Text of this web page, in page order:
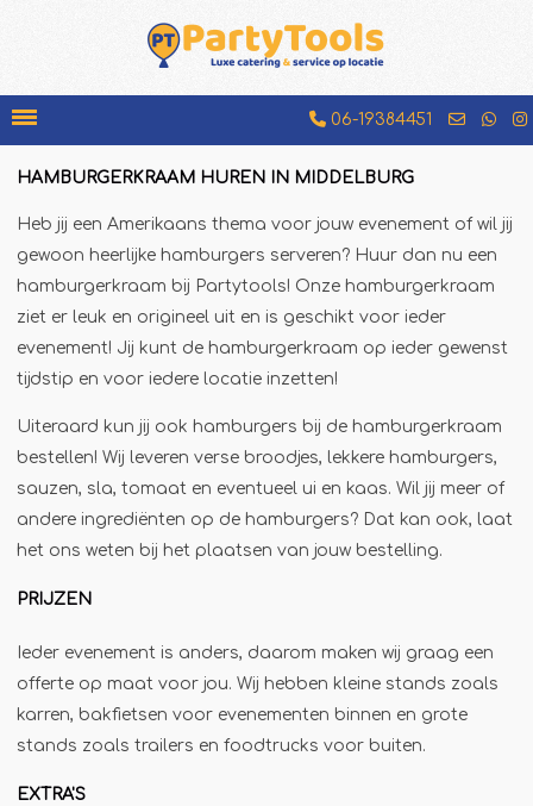
06-19384451
Chocolademelkkraam
Espressobar
Hamburgerkraam
Hotdogkraam
IJscokar
Jägermeister-tap
Kebabgrill
Poffertjes
Popcornmachine
Slush
Slurphut
HAMBURGERKRAAM HUREN IN MIDDELBURG
Heb jij een Amerikaans thema voor jouw evenement of wil jij
gewoon heerlijke hamburgers serveren? Huur dan nu een
hamburgerkraam bij Partytools! Onze hamburgerkraam
ziet er leuk en origineel uit en is geschikt voor ieder
evenement! Jij kunt de hamburgerkraam op ieder gewenst
tijdstip en voor iedere locatie inzetten!
Uiteraard kun jij ook hamburgers bij de hamburgerkraam
bestellen! Wij leveren verse broodjes, lekkere hamburgers,
sauzen, sla, tomaat en eventueel ui en kaas. Wil jij meer of
andere ingrediënten op de hamburgers? Dat kan ook, laat
het ons weten bij het plaatsen van jouw bestelling.
PRIJZEN
Ieder evenement is anders, daarom maken wij graag een
offerte op maat voor jou. Wij hebben kleine stands zoals
karren, bakfietsen voor evenementen binnen en grote
stands zoals trailers en foodtrucks voor buiten.
EXTRA'S